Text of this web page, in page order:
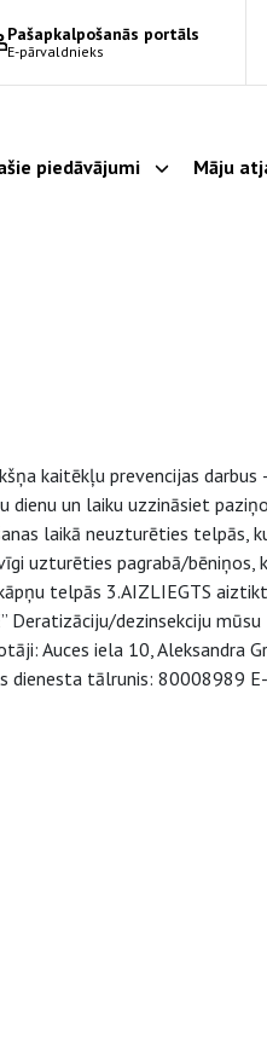
Pašapkalpošanās portāls
E-pārvaldnieks
apakšizvēlni
piedāvājumi Parādīt
Māju
kaitēkļu prevencijas darbus
dienu un laiku uzzināsiet
laikā neuzturēties telpās,
uzturēties pagrabā/bēniņos,
telpās 3.AIZLIEGTS aiztikt
dezinsekciju mūsu
Auces iela 10, Aleksandra
dienesta tālrunis: 80008989